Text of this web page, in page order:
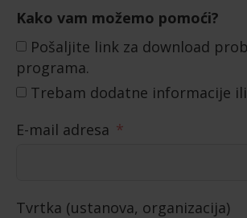
Kako vam možemo pomoći?
Pošaljite link za download
programa.
Trebam dodatne informacije
E-mail adresa
Tvrtka (ustanova, organizacija)